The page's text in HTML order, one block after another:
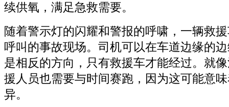
续供氧，满足急救需要。
随着警示灯的闪耀和警报的呼啸，一辆救
呼叫的事故现场。司机可以在车道边缘的
是相反的方向，只有救援车才能经过。就
援人员也需要与时间赛跑，因为这可能意
异。